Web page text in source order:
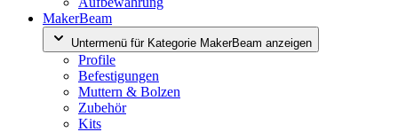
MakerBeam
Untermenü für Kategorie MakerBeam anzeigen
Profile
Befestigungen
Muttern & Bolzen
Zubehör
Kits